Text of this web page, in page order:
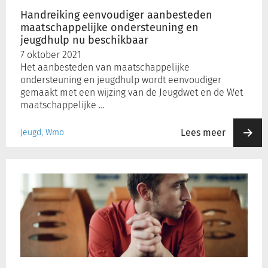
Inloggen
Registreren
Handreiking eenvoudiger aanbesteden
maatschappelijke ondersteuning en
jeugdhulp nu beschikbaar
7 oktober 2021
Het aanbesteden van maatschappelijke
ondersteuning en jeugdhulp wordt eenvoudiger
gemaakt met een wijzing van de Jeugdwet en de Wet
maatschappelijke …
Jeugd, Wmo Lees meer
beschikbaar
voor
Wmo-
cliënten
overgang
(GGZ)